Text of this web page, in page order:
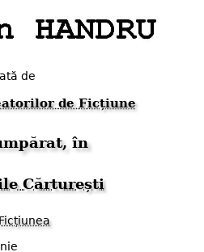
de
de Ficțiune
în
Cărturești